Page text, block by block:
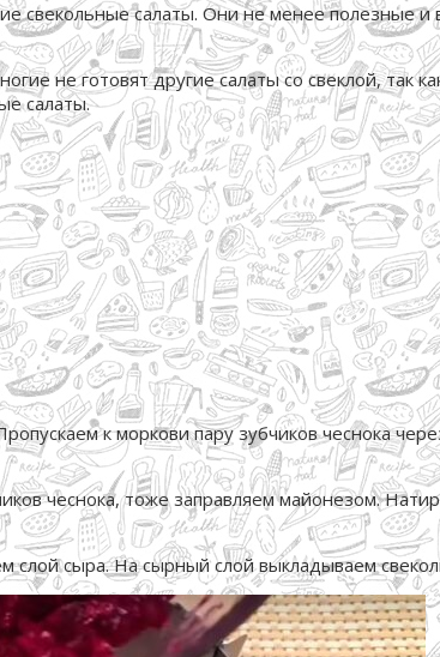
салаты. Они не менее полезные и
не готовят другие салаты со свеклой, так
салаты.
к моркови пару зубчиков чеснока
чеснока, тоже заправляем майонезом.
слой сыра. На сырный слой выкладываем